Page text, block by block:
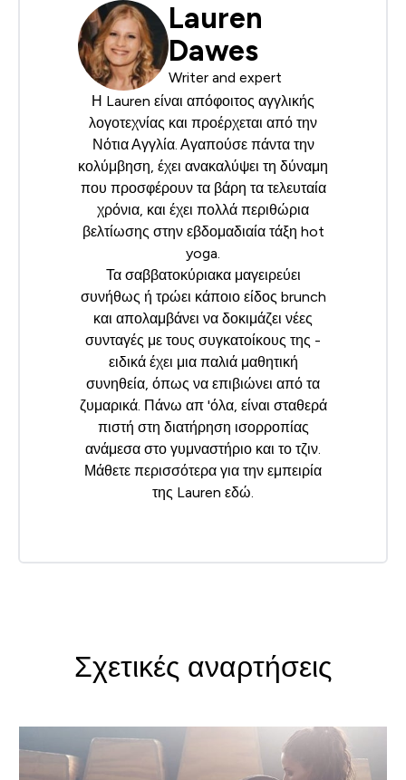
Lauren
Dawes
Writer and expert
Η Lauren είναι απόφοιτος αγγλικής
λογοτεχνίας και προέρχεται από την
Νότια Αγγλία. Αγαπούσε πάντα την
κολύμβηση, έχει ανακαλύψει τη δύναμη
που προσφέρουν τα βάρη τα τελευταία
χρόνια, και έχει πολλά περιθώρια
βελτίωσης στην εβδομαδιαία τάξη hot
yoga.
Τα σαββατοκύριακα μαγειρεύει
συνήθως ή τρώει κάποιο είδος brunch
και απολαμβάνει να δοκιμάζει νέες
συνταγές με τους συγκατοίκους της -
ειδικά έχει μια παλιά μαθητική
συνηθεία, όπως να επιβιώνει από τα
ζυμαρικά. Πάνω απ 'όλα, είναι σταθερά
πιστή στη διατήρηση ισορροπίας
ανάμεσα στο γυμναστήριο και το τζιν.
Μάθετε περισσότερα για την εμπειρία
της Lauren εδώ
Σχετικές αναρτήσεις